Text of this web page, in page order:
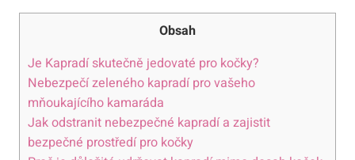
Obsah
Je Kapradí skutečně jedovaté pro kočky?
Nebezpečí zeleného kapradí pro vašeho
mňoukajícího kamaráda
Jak odstranit nebezpečné kapradí a zajistit
bezpečné prostředí pro kočky